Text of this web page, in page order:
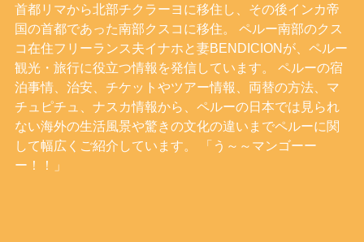
首都リマから北部チクラーヨに移住し、その後インカ帝
国の首都であった南部クスコに移住。 ペルー南部のクス
コ在住フリーランス夫イナホと妻BENDICIONが、ペルー
観光・旅行に役立つ情報を発信しています。 ペルーの宿
泊事情、治安、チケットやツアー情報、両替の方法、マ
チュピチュ、ナスカ情報から、ペルーの日本では見られ
ない海外の生活風景や驚きの文化の違いまでペルーに関
して幅広くご紹介しています。 「う～～マンゴーー
ー！！」